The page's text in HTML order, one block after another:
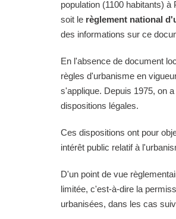
population (1100 habitants)
soit le règlement national
des informations sur ce
En l'absence de document
règles d'urbanisme en
s'applique. Depuis 1975, on
dispositions légales.
Ces dispositions ont pour
intérêt public relatif à
D'un point de vue
limitée, c'est-à-dire la
urbanisées, dans les cas